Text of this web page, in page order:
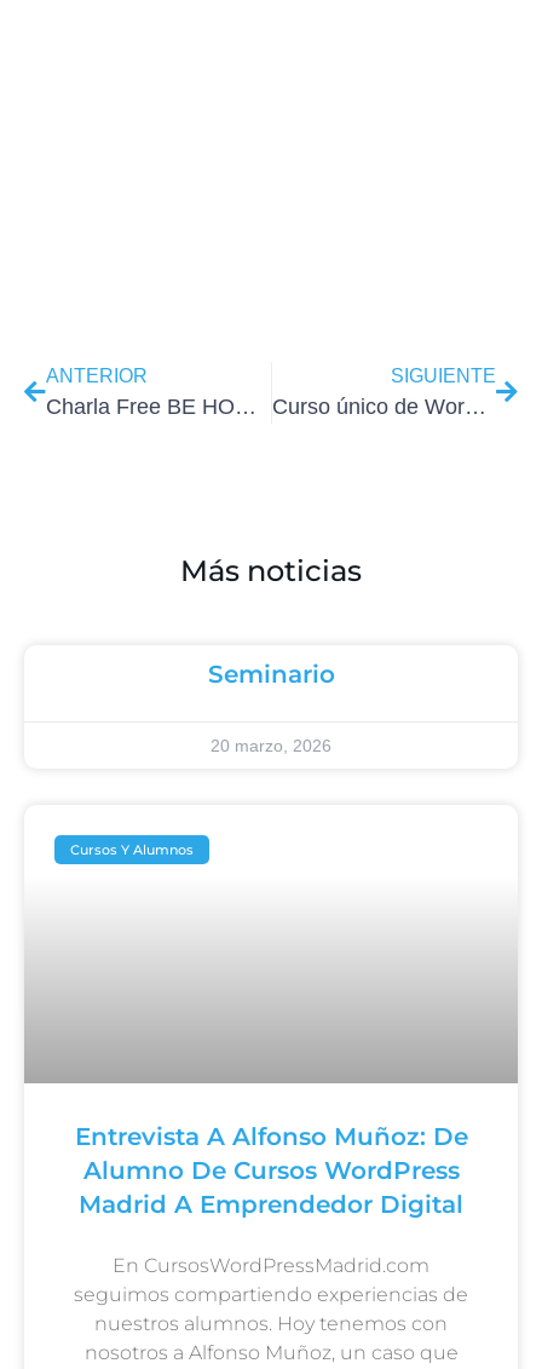
ANTERIOR
Charla Free BE HOME para nuestros alumnos parte 1
SIGUIENTE
Curso único de WordPress profesional avanzando en Madrid
Más noticias
Seminario
20 marzo, 2026
Cursos Y Alumnos
Entrevista A Alfonso Muñoz: De
Alumno De Cursos WordPress
Madrid A Emprendedor Digital
En CursosWordPressMadrid.com
seguimos compartiendo experiencias de
nuestros alumnos. Hoy tenemos con
nosotros a Alfonso Muñoz, un caso que